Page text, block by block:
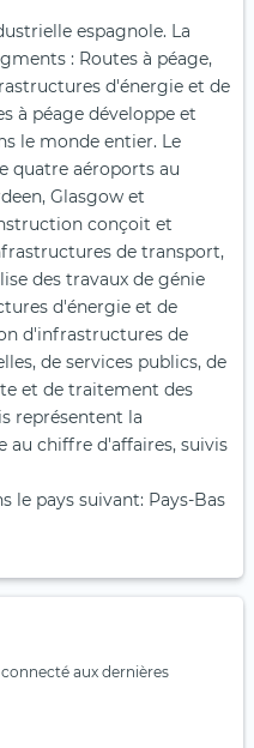
espagnole. La
: Routes à péage,
d'énergie et de
à péage développe et
le monde entier. Le
quatre aéroports au
Glasgow et
conçoit et
de transport,
des travaux de génie
d'énergie et de
d'infrastructures de
de services publics, de
et de traitement des
représentent la
chiffre d'affaires, suivis
le pays suivant: Pays-Bas
aux dernières